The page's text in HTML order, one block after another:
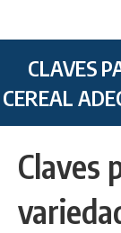
CLAVES
CEREAL
Claves